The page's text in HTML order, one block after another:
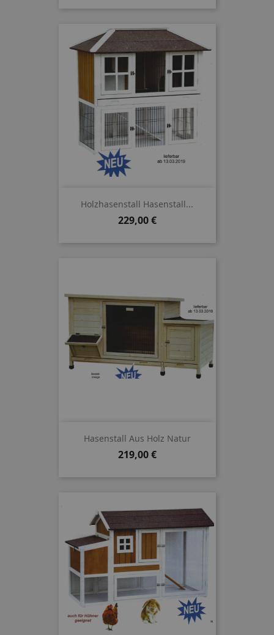
Holzhasenstall Hasenstall...
Preis
229,00 €
Hasenstall Aus Holz Natur
Preis
219,00 €